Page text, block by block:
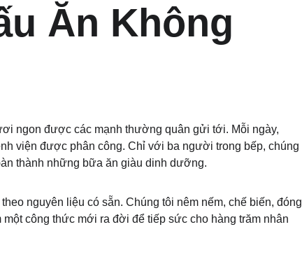
Ăn Không
ngon được các mạnh thường quân gửi tới. Mỗi ngày,
viện được phân công. Chỉ với ba người trong bếp, chúng
thành những bữa ăn giàu dinh dưỡng.
nguyên liệu có sẵn. Chúng tôi nêm nếm, chế biến, đóng
công thức mới ra đời để tiếp sức cho hàng trăm nhân